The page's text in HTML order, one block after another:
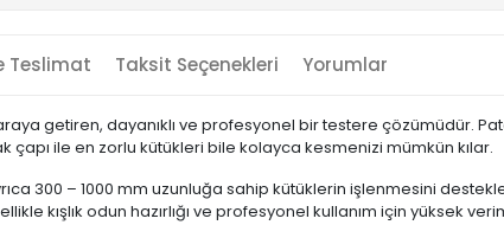
Teslimat Taksit Seçenekleri Yorumlar
getiren, dayanıklı ve profesyonel bir testere çözümüdür.
ile en zorlu kütükleri bile kolayca kesmenizi mümkün kılar.
300 – 1000 mm uzunluğa sahip kütüklerin işlenmesini
kışlık odun hazırlığı ve profesyonel kullanım için yüksek